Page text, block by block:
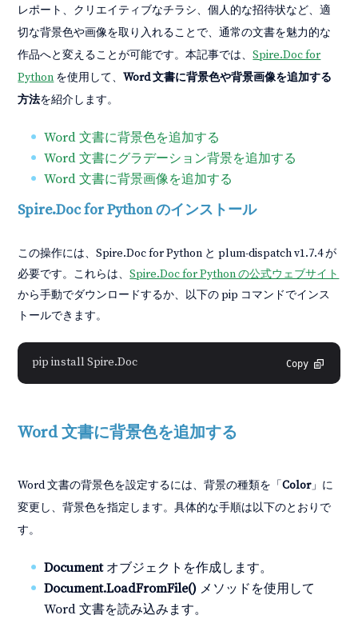
レポート、クリエイティブなチラシ、個人的な招待状など、適
切な背景色や画像を取り入れることで、通常の文書を魅力的な
作品へと変えることが可能です。本記事では、Spire.Doc for
Python を使用して、Word 文書に背景色や背景画像を追加する
方法を紹介します。
Word 文書に背景色を追加する
Word 文書にグラデーション背景を追加する
Word 文書に背景画像を追加する
Spire.Doc for Python のインストール
この操作には、Spire.Doc for Python と plum-dispatch v1.7.4 が
必要です。これらは、Spire.Doc for Python の公式ウェブサイト
から手動でダウンロードするか、以下の pip コマンドでインス
トールできます。
Copy
pip install Spire.Doc
Word 文書に背景色を追加する
Word 文書の背景色を設定するには、背景の種類を「Color」に
変更し、背景色を指定します。具体的な手順は以下のとおりで
す。
Documentオブジェクトを作成します。
Document.LoadFromFile() メソッドを使用して
Word 文書を読み込みます。